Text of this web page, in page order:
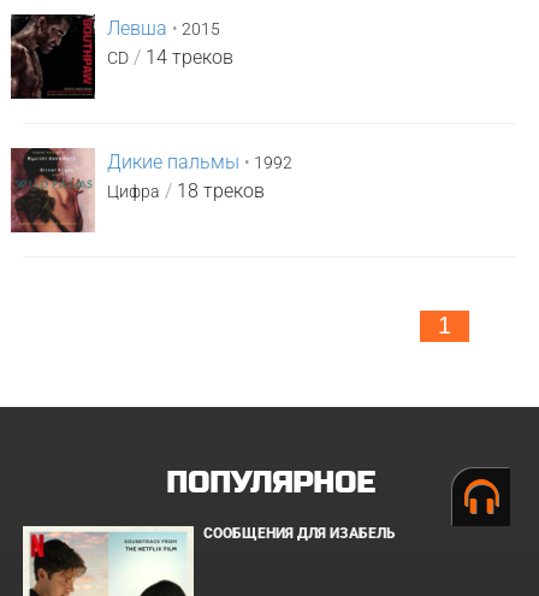
Левша • 2015
CD / 14 треков
Дикие пальмы • 1992
Цифра / 18 треков
1
ПОПУЛЯРНОЕ
СООБЩЕНИЯ ДЛЯ ИЗАБЕЛЬ